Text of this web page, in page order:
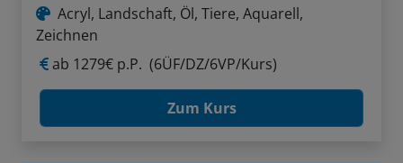
Acryl, Landschaft, Öl, Tiere, Aquarell,
Zeichnen
ab 1279€ p.P. (6ÜF/DZ/6VP/Kurs)
Zum Kurs